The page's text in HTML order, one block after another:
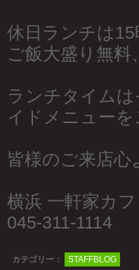
休日ランチは15
ご飯大盛り無
ランチタイム
イドメニュー
皆様のご来店
横浜 一軒家カ
045-311-1114
カテゴリー： STAFFBLOG